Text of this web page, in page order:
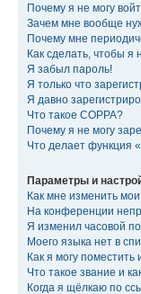
Почему я не могу
Зачем мне вообще
Почему мне
Как сделать, чтобы я
Я забыл пароль!
Я только что
Я давно
Что такое COPPA?
Почему я не могу
Что делает функция
Параметры и
Как мне изменить
На конференции
Я изменил часовой
Моего языка нет в
Как я могу
Что такое звание и
Когда я щёлкаю по